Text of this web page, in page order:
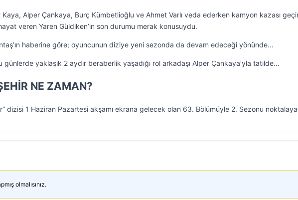
Kaya, Alper Çankaya, Burç Kümbetlioğlu ve Ahmet Varlı veda ederken kamyon kazası
veren Yaren Güldiken’in son durumu merak konusuydu.
haberine göre; oyuncunun diziye yeni sezonda da devam edeceği yönünde…
günlerde yaklaşık 2 aydır beraberlik yaşadığı rol arkadaşı Alper Çankaya’yla tatilde…
NE ZAMAN?
dizisi 1 Haziran Pazartesi akşamı ekrana gelecek olan 63. Bölümüyle 2. Sezonu
olmalısınız.